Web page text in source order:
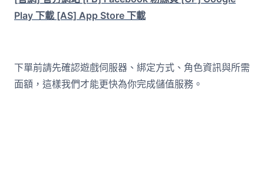
Play 下載 [AS] App Store 下載
下單前請先確認遊戲伺服器、綁定方式、角色資訊與所需
面額，這樣我們才能更快為你完成儲值服務。